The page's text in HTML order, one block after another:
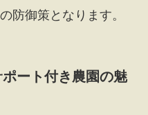
防御策となります。
ート付き農園の魅